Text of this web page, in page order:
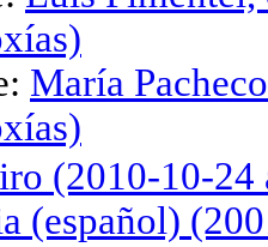
María
(2010-10-24
(español)